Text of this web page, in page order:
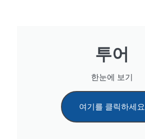
투어
한눈에 보기
여기를 클릭하세요